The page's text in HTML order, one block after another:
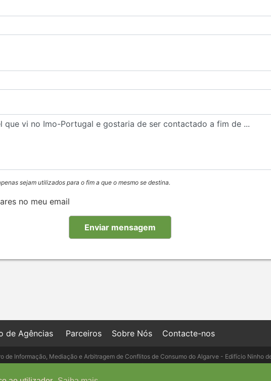
sejam utilizados para o fim a que o mesmo se destina.
no meu email
de Agências Parceiros Sobre Nós Contacte-nos
de Informação, Mediação e Arbitragem de Conflitos de Consumo do Algarve - Edifício Ninho
- Telefone: 289 823 135 cimaal@mail.telepac.pt